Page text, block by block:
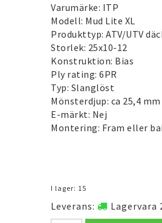
Varumärke: ITP
Modell: Mud Lite XL
Produkttyp: ATV/UTV
Storlek: 25x10-12
Konstruktion: Bias
Ply rating: 6PR
Typ: Slanglöst
Mönsterdjup: ca 25,4 mm
E-märkt: Nej
Montering: Fram eller
I lager: 15
Leverans: Lagervara